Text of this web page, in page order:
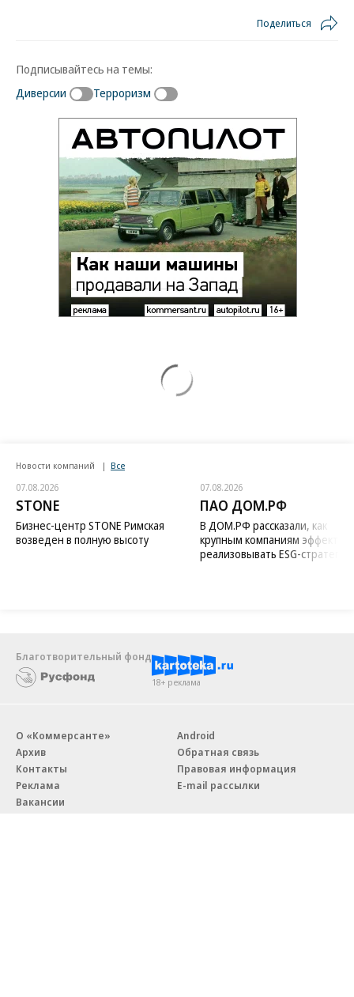
Поделиться
Подписывайтесь на темы:
Диверсии
Терроризм
Новости компаний Все
07.08.2026
STONE
Бизнес-центр STONE Римская
возведен в полную высоту
07.08.2026
ПАО ДОМ.РФ
В ДОМ.РФ рассказали, как
крупным компаниям
реализовывать ESG-стратегию
Благотворительный фонд
18+ реклама
О «Коммерсанте»
Архив
Контакты
Реклама
Вакансии
Android
Обратная связь
Правовая информация
E-mail рассылки